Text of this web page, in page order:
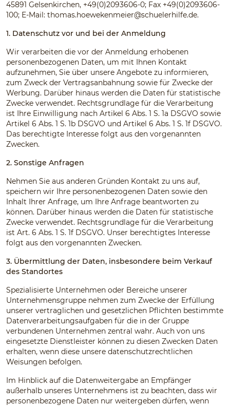
45891 Gelsenkirchen, +49(0)2093606-0; Fax +49(0)2093606-
100; E-Mail: thomas.hoewekenmeier@schuelerhilfe.de.
1. Datenschutz vor und bei der Anmeldung
Wir verarbeiten die vor der Anmeldung erhobenen
personenbezogenen Daten, um mit Ihnen Kontakt
aufzunehmen, Sie über unsere Angebote zu informieren,
zum Zweck der Vertragsanbahnung sowie für Zwecke der
Werbung. Darüber hinaus werden die Daten für statistische
Zwecke verwendet. Rechtsgrundlage für die Verarbeitung
ist Ihre Einwilligung nach Artikel 6 Abs. 1 S. 1a DSGVO sowie
Artikel 6 Abs. 1 S. 1b DSGVO und Artikel 6 Abs. 1 S. 1f DSGVO.
Das berechtigte Interesse folgt aus den vorgenannten
Zwecken.
2. Sonstige Anfragen
Nehmen Sie aus anderen Gründen Kontakt zu uns auf,
speichern wir Ihre personenbezogenen Daten sowie den
Inhalt Ihrer Anfrage, um Ihre Anfrage beantworten zu
können. Darüber hinaus werden die Daten für statistische
Zwecke verwendet. Rechtsgrundlage für die Verarbeitung
ist Art. 6 Abs. 1 S. 1f DSGVO. Unser berechtigtes Interesse
folgt aus den vorgenannten Zwecken.
3. Übermittlung der Daten, insbesondere beim Verkauf
des Standortes
Spezialisierte Unternehmen oder Bereiche unserer
Unternehmensgruppe nehmen zum Zwecke der Erfüllung
unserer vertraglichen und gesetzlichen Pflichten bestimmte
Datenverarbeitungsaufgaben für die in der Gruppe
verbundenen Unternehmen zentral wahr. Auch von uns
eingesetzte Dienstleister können zu diesen Zwecken Daten
erhalten, wenn diese unsere datenschutzrechtlichen
Weisungen befolgen.
Im Hinblick auf die Datenweitergabe an Empfänger
außerhalb unseres Unternehmens ist zu beachten, dass wir
personenbezogene Daten nur weitergeben dürfen, wenn